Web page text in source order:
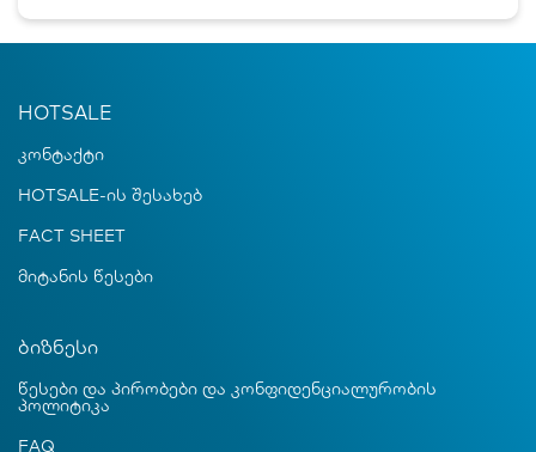
HOTSALE
კონტაქტი
HOTSALE-ის შესახებ
FACT SHEET
მიტანის წესები
ბიზნესი
წესები და პირობები და კონფიდენციალურობის
პოლიტიკა
FAQ